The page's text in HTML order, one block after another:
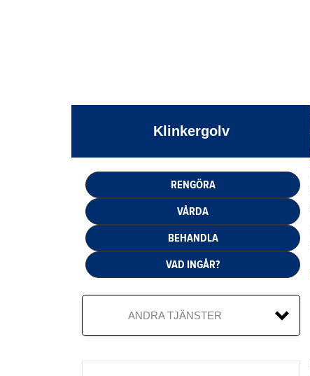
Klinkergolv
RENGÖRA
VÅRDA
BEHANDLA
VAD INGÅR?
ANDRA TJÄNSTER